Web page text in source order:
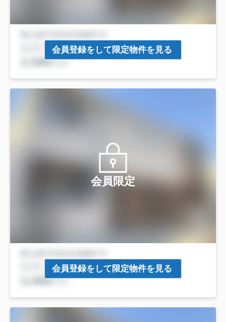
会員登録をして限定物件を見る
会員限定
会員登録をして限定物件を見る